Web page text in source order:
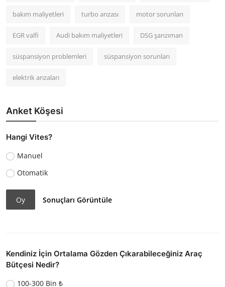
bakım maliyetleri turbo arızası motor sorunları
EGR valfi Audi bakım maliyetleri DSG şanzıman
süspansiyon problemleri süspansiyon sorunları
elektrik arızaları
Anket Köşesi
Hangi Vites?
Manuel
Otomatik
Oy Sonuçları Görüntüle
Kendiniz İçin Ortalama Gözden Çıkarabileceğiniz Araç
Bütçesi Nedir?
100-300 Bin ₺